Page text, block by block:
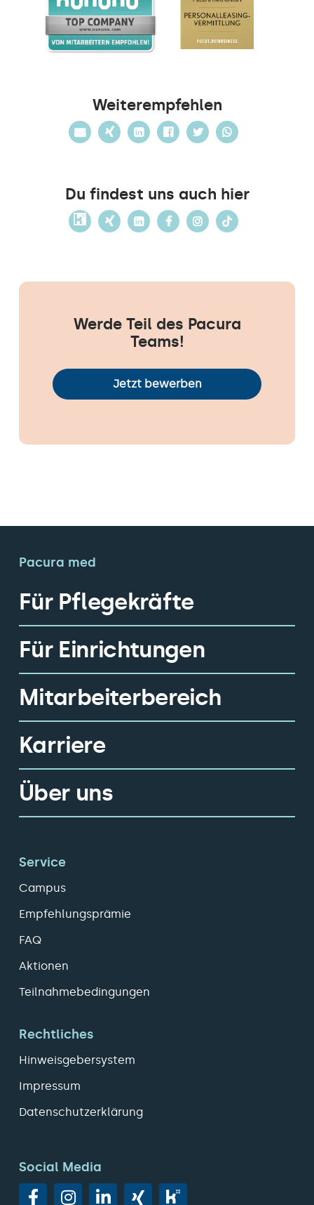
Weiterempfehlen
Du findest uns auch hier
Werde Teil des Pacura
Teams!
Jetzt bewerben
Pacura med
Für Pflegekräfte
Für Einrichtungen
Mitarbeiterbereich
Karriere
Über uns
Service
Campus
Empfehlungsprämie
FAQ
Aktionen
Teilnahmebedingungen
Rechtliches
Hinweisgebersystem
Impressum
Datenschutzerklärung
Social Media